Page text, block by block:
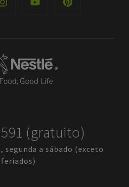
(gratuito)
segunda a sábado (exceto
feriados)